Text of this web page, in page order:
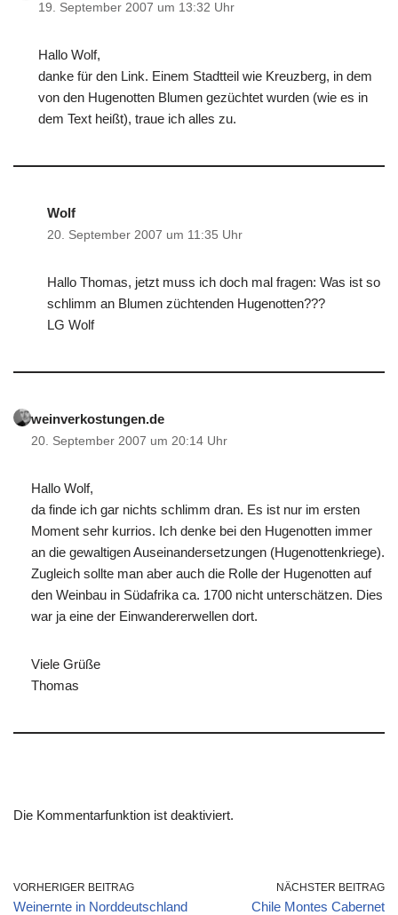
19. September 2007 um 13:32 Uhr
Hallo Wolf,
danke für den Link. Einem Stadtteil wie Kreuzberg, in dem
von den Hugenotten Blumen gezüchtet wurden (wie es in
dem Text heißt), traue ich alles zu.
Wolf
20. September 2007 um 11:35 Uhr
Hallo Thomas, jetzt muss ich doch mal fragen: Was ist so
schlimm an Blumen züchtenden Hugenotten???
LG Wolf
weinverkostungen.de
20. September 2007 um 20:14 Uhr
Hallo Wolf,
da finde ich gar nichts schlimm dran. Es ist nur im ersten
Moment sehr kurrios. Ich denke bei den Hugenotten immer
an die gewaltigen Auseinandersetzungen (Hugenottenkriege).
Zugleich sollte man aber auch die Rolle der Hugenotten auf
den Weinbau in Südafrika ca. 1700 nicht unterschätzen. Dies
war ja eine der Einwandererwellen dort.
Viele Grüße
Thomas
Die Kommentarfunktion ist deaktiviert.
VORHERIGER BEITRAG
Weinernte in Norddeutschland
NÄCHSTER BEITRAG
Chile Montes Cabernet